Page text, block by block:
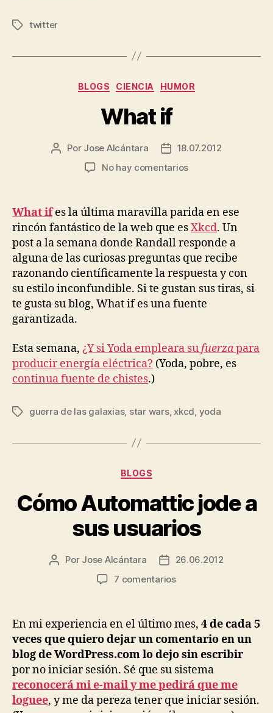
Etiquetas
twitter
Categorías
BLOGS CIENCIA HUMOR
What if
Autor
Por Jose Alcántara
Fecha
de
18.07.2012
No hay comentariosen
What ifes la última maravilla parida en ese
rincón fantástico de la web que esXkcd. Un
post a la semana donde Randall responde a
alguna de las curiosas preguntas que recibe
razonando científicamente la respuesta y con
su estilo inconfundible. Si te gustan sus tiras, si
te gusta su blog, What if es una fuente
garantizada.
Esta semana, ¿Y si Yoda empleara sufuerzapara
producir energía eléctrica? (Yoda, pobre, es
continua fuente de chistes.)
Etiquetas
guerra de las galaxias, star wars, xkcd, yoda
Categorías
BLOGS
Cómo Automattic jode a
sus usuarios
Autor
Por Jose Alcántara
Fecha
de
26.06.2012
7 comentariosen
jode
sus
usuarios
En mi experiencia en el último mes, 4 de cada 5
veces que quiero dejar un comentario en un
blog de WordPress.com lo dejo sin escribir
por no iniciar sesión. Sé que su sistema
reconocerá mi e-mail y me pedirá que me
loguee, y me da pereza tener que iniciar sesión.